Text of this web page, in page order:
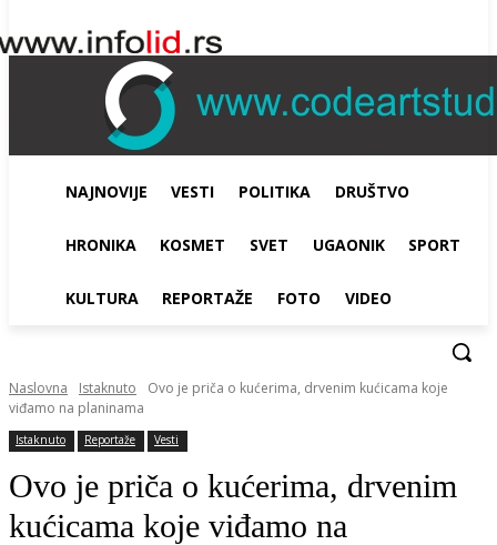
NAJNOVIJE VESTI POLITIKA DRUŠTVO
HRONIKA KOSMET SVET UGAONIK SPORT
KULTURA REPORTAŽE FOTO VIDEO
Naslovna Istaknuto
Ovo je priča o kućerima, drvenim kućicama koje
viđamo na planinama
Istaknuto Reportaže Vesti
Ovo je priča o kućerima, drvenim
kućicama koje viđamo na